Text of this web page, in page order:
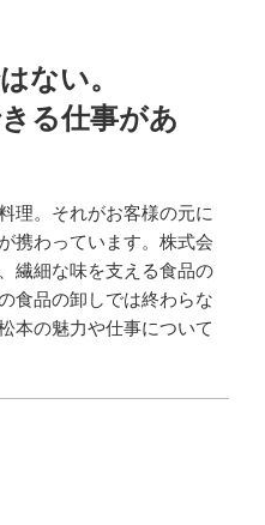
ない。
る仕事があ
理。それがお客様の元に
携わっています。株式会
繊細な味を支える食品の
食品の卸しでは終わらな
本の魅力や仕事について